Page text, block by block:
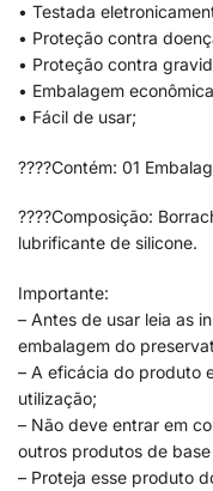
• Testada
• Proteção contra
• Proteção contra
• Embalagem
• Fácil de usar;
????Contém: 01
????Composição:
lubrificante de silicone.
Importante:
– Antes de usar leia as
embalagem do
– A eficácia do produto
utilização;
– Não deve entrar em
outros produtos de base
– Proteja esse produto